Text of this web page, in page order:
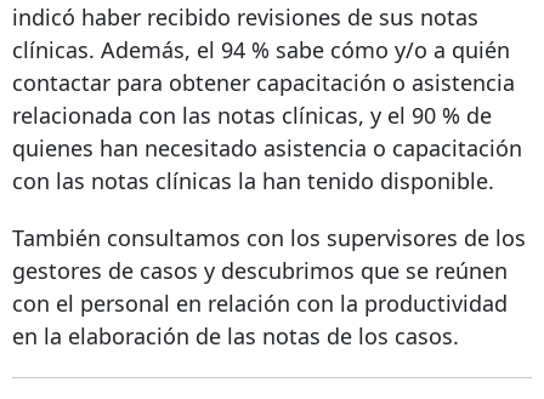
indicó haber recibido revisiones de sus notas
clínicas. Además, el 94 % sabe cómo y/o a quién
contactar para obtener capacitación o asistencia
relacionada con las notas clínicas, y el 90 % de
quienes han necesitado asistencia o capacitación
con las notas clínicas la han tenido disponible.
También consultamos con los supervisores de los
gestores de casos y descubrimos que se reúnen
con el personal en relación con la productividad
en la elaboración de las notas de los casos.